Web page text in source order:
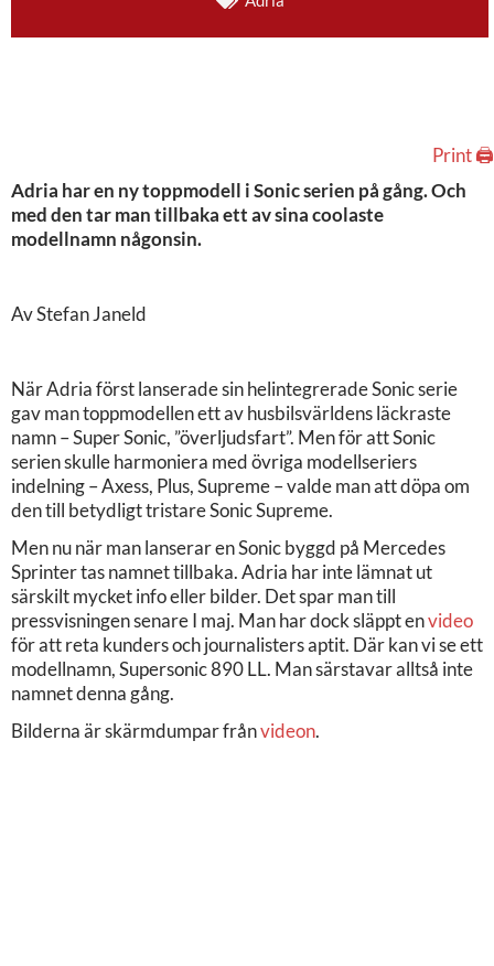
Print 🖨
Adria har en ny toppmodell i Sonic serien på gång. Och
med den tar man tillbaka ett av sina coolaste
modellnamn någonsin.
Av Stefan Janeld
När Adria först lanserade sin helintegrerade Sonic serie
gav man toppmodellen ett av husbilsvärldens läckraste
namn – Super Sonic, ”överljudsfart”. Men för att Sonic
serien skulle harmoniera med övriga modellseriers
indelning – Axess, Plus, Supreme – valde man att döpa om
den till betydligt tristare Sonic Supreme.
Men nu när man lanserar en Sonic byggd på Mercedes
Sprinter tas namnet tillbaka. Adria har inte lämnat ut
särskilt mycket info eller bilder. Det spar man till
pressvisningen senare I maj. Man har dock släppt envideo
för att reta kunders och journalisters aptit. Där kan vi se ett
modellnamn, Supersonic 890 LL. Man särstavar alltså inte
namnet denna gång.
Bilderna är skärmdumpar frånvideon.